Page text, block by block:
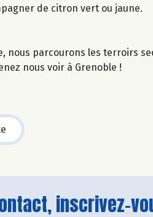
de citron vert ou jaune.
parcourons les terroirs
nous voir à Grenoble !
inscrivez-